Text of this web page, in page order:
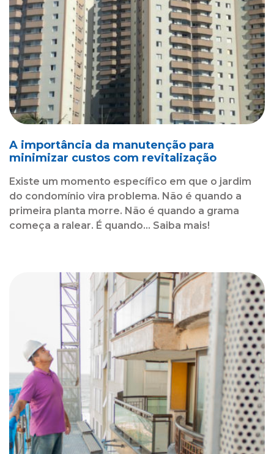
A importância da manutenção para
minimizar custos com revitalização
Existe um momento específico em que o jardim
do condomínio vira problema. Não é quando a
primeira planta morre. Não é quando a grama
começa a ralear. É quando... Saiba mais!